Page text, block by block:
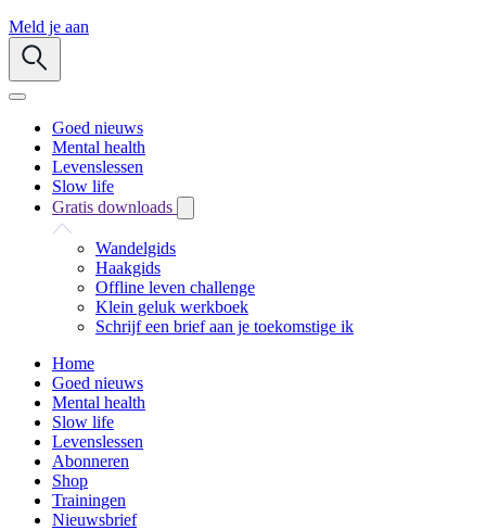
Meld je aan
Goed nieuws
Mental health
Levenslessen
Slow life
Gratis downloads
Wandelgids
Haakgids
Offline leven challenge
Klein geluk werkboek
Schrijf een brief aan je toekomstige ik
Home
Goed nieuws
Mental health
Slow life
Levenslessen
Abonneren
Shop
Trainingen
Nieuwsbrief